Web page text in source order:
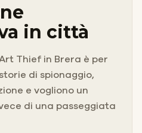
in città
Thief in Brera è per
di spionaggio,
e vogliono un
di una passeggiata